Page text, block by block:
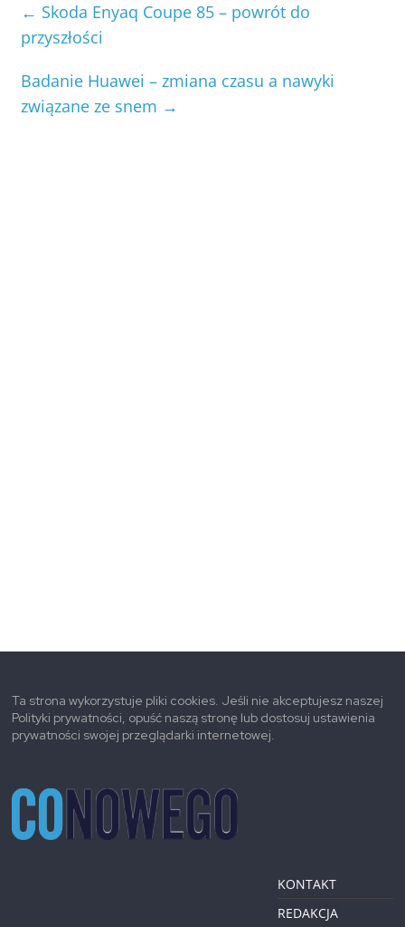
← Skoda Enyaq Coupe 85 – powrót do
przyszłości
Badanie Huawei – zmiana czasu a nawyki
związane ze snem →
Ta strona wykorzystuje pliki cookies. Jeśli nie akceptujesz naszej
Polityki prywatności, opuść naszą stronę lub dostosuj ustawienia
prywatności swojej przeglądarki internetowej.
KONTAKT
REDAKCJA